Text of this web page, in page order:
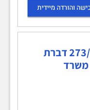
והורדה מיידית
ניתוח פסק הדין: ע"ע 273/03 דברת
משרד